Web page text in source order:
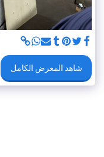
شاهد المعرض الكامل